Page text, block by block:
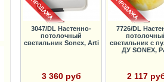
3047/DL Настенно-
потолочный
светильник Sonex, Arti
3 360 руб
7726/DL
светильник с
ДУ SONEX,
2 117